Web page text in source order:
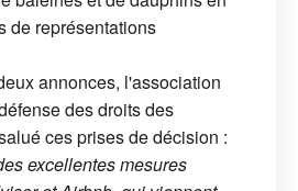
de représentations
annonces, l'association
des droits des
ces prises de décision :
excellentes mesures